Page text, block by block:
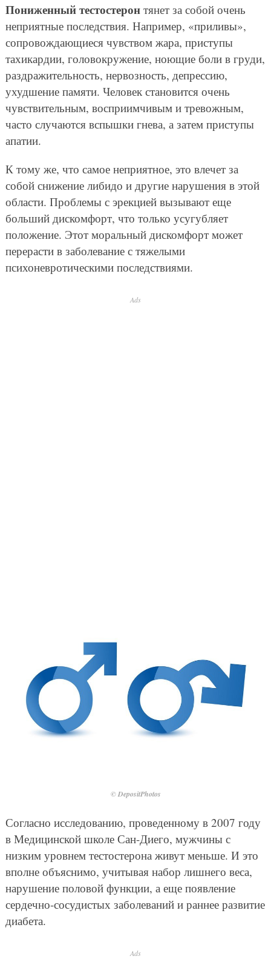
Пониженный тестостеронтянет за собой очень
неприятные последствия. Например, «приливы»,
сопровождающиеся чувством жара, приступы
тахикардии, головокружение, ноющие боли в груди,
раздражительность, нервозность, депрессию,
ухудшение памяти. Человек становится очень
чувствительным, восприимчивым и тревожным,
часто случаются вспышки гнева, а затем приступы
апатии.
К тому же, что самое неприятное, это влечет за
собой снижение либидо и другие нарушения в этой
области. Проблемы с эрекцией вызывают еще
больший дискомфорт, что только усугубляет
положение. Этот моральный дискомфорт может
перерасти в заболевание с тяжелыми
психоневротическими последствиями.
Ads
© DepositPhotos
Согласно исследованию, проведенному в 2007 году
в Медицинской школе Сан-Диего, мужчины с
низким уровнем тестостерона живут меньше. И это
вполне объяснимо, учитывая набор лишнего веса,
нарушение половой функции, а еще появление
сердечно-сосудистых заболеваний и раннее развитие
диабета.
Ads